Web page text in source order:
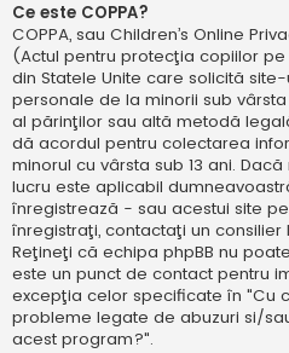
Ce este COPPA?
COPPA, sau Children’s Online
(Actul pentru protecţia copiilor
din Statele Unite care solicită
personale de la minorii sub
al părinţilor sau altă metodă
dă acordul pentru colectarea
minorul cu vârsta sub 13 ani.
lucru este aplicabil
înregistrează - sau acestui site
înregistraţi, contactaţi un
Reţineţi că echipa phpBB nu
este un punct de contact pentru
excepţia celor specificate în "Cu
probleme legate de abuzuri si/
acest program?".